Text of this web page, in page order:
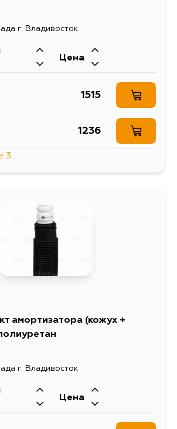
г. Владивосток
Цена
1515
1236
3
амортизатора (кожух +
г. Владивосток
Цена